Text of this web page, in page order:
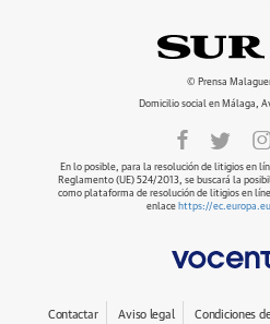
© Prensa
Domicilio social en Málaga,
En lo posible, para la resolución de litigios en
Reglamento (UE) 524/2013, se buscará la
como plataforma de resolución de litigios en
enlace https://
Contactar Aviso legal Condiciones